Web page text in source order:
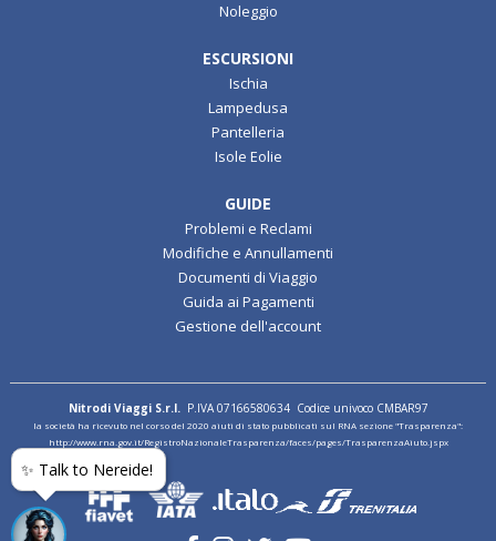
Noleggio
ESCURSIONI
Ischia
Lampedusa
Pantelleria
Isole Eolie
GUIDE
Problemi e Reclami
Modifiche e Annullamenti
Documenti di Viaggio
Guida ai Pagamenti
Gestione dell'account
Nitrodi Viaggi S.r.l.P.IVA 07166580634 Codice univoco CMBAR97
la società ha ricevuto nel corso del 2020 aiuti di stato pubblicati sul RNA sezione "Trasparenza":
http://www.rna.gov.it/RegistroNazionaleTrasparenza/faces/pages/TrasparenzaAiuto.jspx
✨ Talk to Nereide!